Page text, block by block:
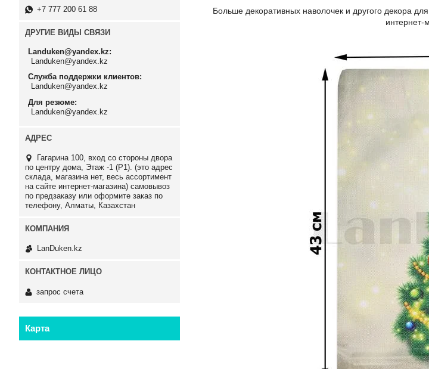
Больше декоративных наволочек и другого декора
интернет-
+7 777 200 61 88
ДРУГИЕ ВИДЫ СВЯЗИ
Landuken@yandex.kz
Landuken@yandex.kz
Служба поддержки клиентов
Landuken@yandex.kz
Для резюме
Landuken@yandex.kz
Гагарина 100, вход со стороны двора
по центру дома, Этаж -1 (P1). (это адрес
склада, магазина нет, весь ассортимент
на сайте интернет-магазина) самовывоз
по предзаказу или оформите заказ по
телефону, Алматы, Казахстан
LanDuken.kz
запрос счета
Карта